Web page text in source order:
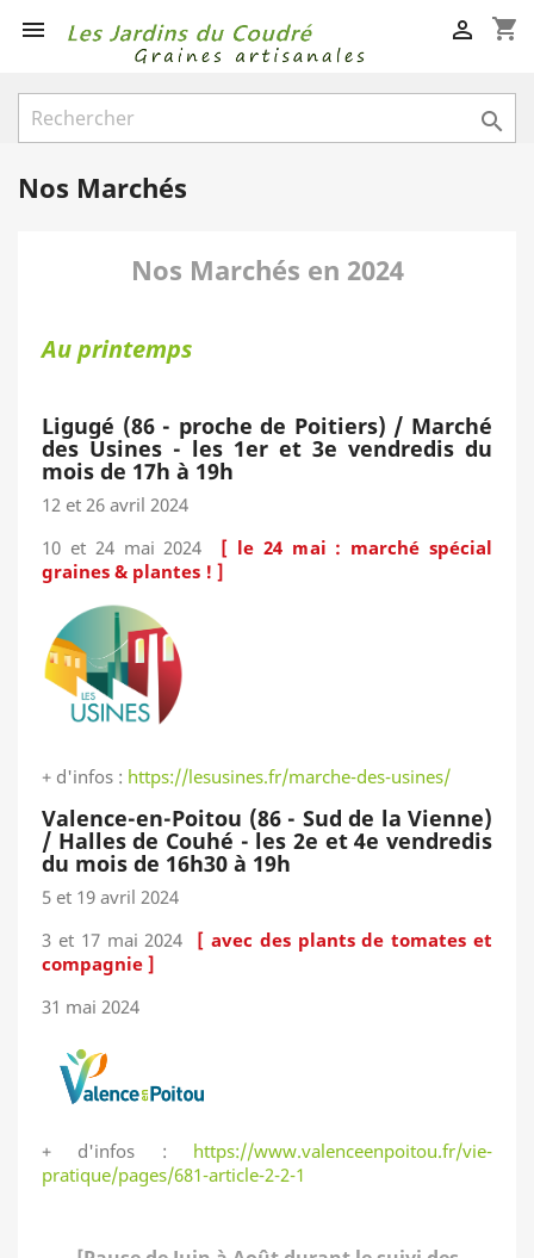
 shopping_cart


Nos Marchés
Nos Marchés en 2024
Au printemps
Ligugé (86 - proche de Poitiers) / Marché
des Usines - les 1er et 3e vendredis du
mois de 17h à 19h
12 et 26 avril 2024
10 et 24 mai 2024 [ le 24 mai : marché spécial
graines & plantes ! ]
+ d'infos : https://lesusines.fr/marche-des-usines/
Valence-en-Poitou (86 - Sud de la Vienne)
/ Halles de Couhé - les 2e et 4e vendredis
du mois de 16h30 à 19h
5 et 19 avril 2024
3 et 17 mai 2024 [ avec des plants de tomates et
compagnie ]
31 mai 2024
+ d'infos : https://www.valenceenpoitou.fr/vie-
pratique/pages/681-article-2-2-1